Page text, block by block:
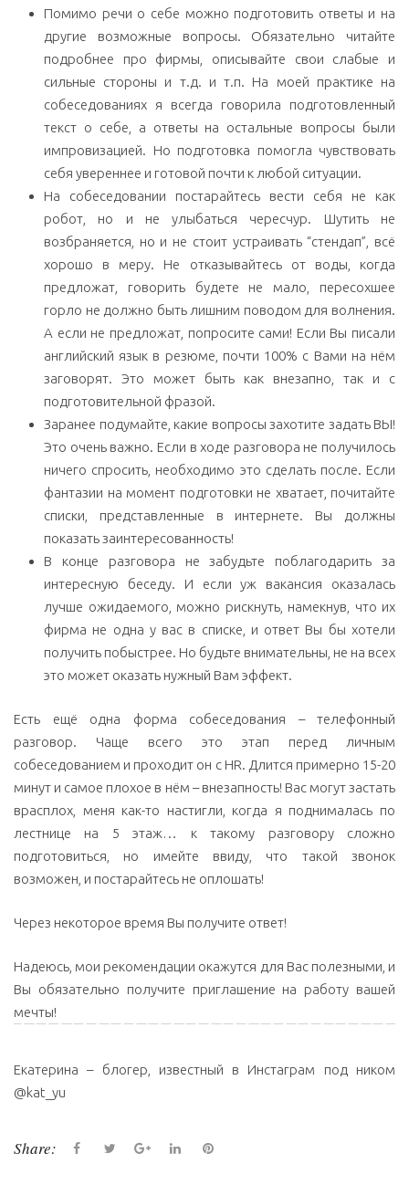
Помимо речи о себе можно подготовить ответы и на
другие возможные вопросы. Обязательно читайте
подробнее про фирмы, описывайте свои слабые и
сильные стороны и т.д. и т.п. На моей практике на
собеседованиях я всегда говорила подготовленный
текст о себе, а ответы на остальные вопросы были
импровизацией. Но подготовка помогла чувствовать
себя увереннее и готовой почти к любой ситуации.
На собеседовании постарайтесь вести себя не как
робот, но и не улыбаться чересчур. Шутить не
возбраняется, но и не стоит устраивать “стендап”, всё
хорошо в меру. Не отказывайтесь от воды, когда
предложат, говорить будете не мало, пересохшее
горло не должно быть лишним поводом для волнения.
А если не предложат, попросите сами! Если Вы писали
английский язык в резюме, почти 100% с Вами на нём
заговорят. Это может быть как внезапно, так и с
подготовительной фразой.
Заранее подумайте, какие вопросы захотите задать ВЫ!
Это очень важно. Если в ходе разговора не получилось
ничего спросить, необходимо это сделать после. Если
фантазии на момент подготовки не хватает, почитайте
списки, представленные в интернете. Вы должны
показать заинтересованность!
В конце разговора не забудьте поблагодарить за
интересную беседу. И если уж вакансия оказалась
лучше ожидаемого, можно рискнуть, намекнув, что их
фирма не одна у вас в списке, и ответ Вы бы хотели
получить побыстрее. Но будьте внимательны, не на всех
это может оказать нужный Вам эффект.
Есть ещё одна форма собеседования – телефонный
разговор. Чаще всего это этап перед личным
собеседованием и проходит он с HR. Длится примерно 15-20
минут и самое плохое в нём – внезапность! Вас могут застать
врасплох, меня как-то настигли, когда я поднималась по
лестнице на 5 этаж… к такому разговору сложно
подготовиться, но имейте ввиду, что такой звонок
возможен, и постарайтесь не оплошать!
Через некоторое время Вы получите ответ!
Надеюсь, мои рекомендации окажутся для Вас полезными, и
Вы обязательно получите приглашение на работу вашей
мечты!
Екатерина – блогер, известный в Инстаграм под ником
@kat_yu
Share: